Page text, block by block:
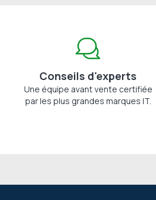
Conseils d'experts
Une équipe avant vente certifiée
par les plus grandes marques IT.